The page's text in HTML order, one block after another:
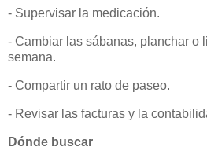
- Supervisar la medicación.
- Cambiar las sábanas, planchar o
semana.
- Compartir un rato de paseo.
- Revisar las facturas y la
Dónde buscar